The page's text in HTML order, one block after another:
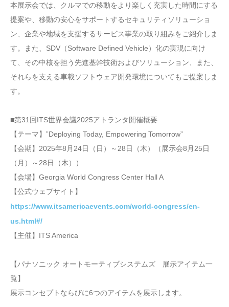
本展示会では、クルマでの移動をより楽しく充実した時間にする
提案や、移動の安心をサポートするセキュリティソリューショ
ン、企業や地域を支援するサービス事業の取り組みをご紹介しま
す。また、SDV（Software Defined Vehicle）化の実現に向け
て、その中核を担う先進基幹技術およびソリューション、また、
それらを支える車載ソフトウェア開発環境についてもご提案しま
す。
■第31回ITS世界会議2025アトランタ開催概要
【テーマ】”Deploying Today, Empowering Tomorrow”
【会期】2025年8月24日（日）～28日（木）（展示会8月25日
（月）～28日（木））
【会場】Georgia World Congress Center Hall A
【公式ウェブサイト】
https://www.itsamericaevents.com/world-congress/en-
us.html#/
【主催】ITS America
【パナソニック オートモーティブシステムズ 展示アイテム一
覧】
展示コンセプトならびに6つのアイテムを展示します。